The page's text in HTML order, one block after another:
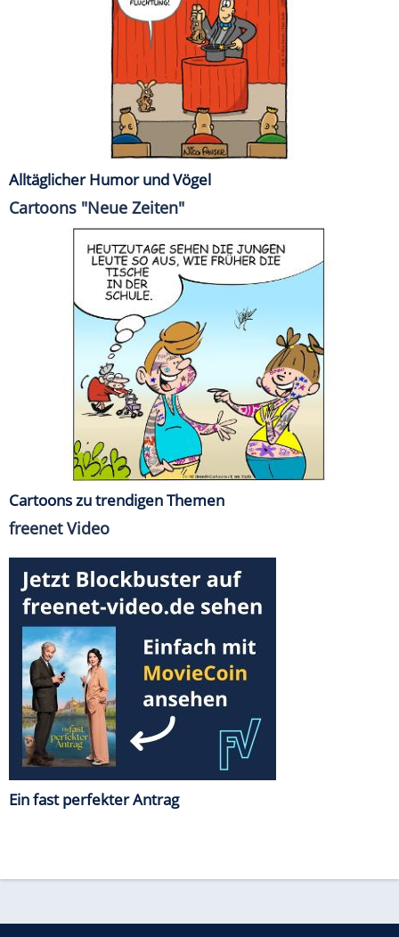
Alltäglicher Humor und Vögel
Cartoons "Neue Zeiten"
Cartoons zu trendigen Themen
freenet Video
Ein fast perfekter Antrag